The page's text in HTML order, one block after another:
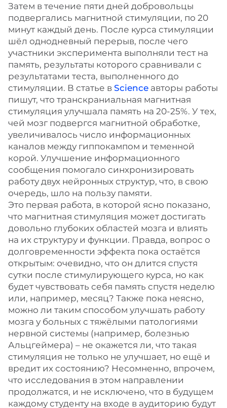
Затем в течение пяти дней добровольцы
подвергались магнитной стимуляции, по 20
минут каждый день. После курса стимуляции
шёл однодневный перерыв, после чего
участники эксперимента выполняли тест на
память, результаты которого сравнивали с
результатами теста, выполненного до
стимуляции. В статье в Science авторы работы
пишут, что транскраниальная магнитная
стимуляция улучшала память на 20-25%. У тех,
чей мозг подвергся магнитной обработке,
увеличивалось число информационных
каналов между гиппокампом и теменной
корой. Улучшение информационного
сообщения помогало синхронизировать
работу двух нейронных структур, что, в свою
очередь, шло на пользу памяти.
Это первая работа, в которой ясно показано,
что магнитная стимуляция может достигать
довольно глубоких областей мозга и влиять
на их структуру и функции. Правда, вопрос о
долговременности эффекта пока остаётся
открытым: очевидно, что он длится спустя
сутки после стимулирующего курса, но как
будет чувствовать себя память спустя неделю
или, например, месяц? Также пока неясно,
можно ли таким способом улучшать работу
мозга у больных с тяжёлыми патологиями
нервной системы (например, болезнью
Альцгеймера) – не окажется ли, что такая
стимуляция не только не улучшает, но ещё и
вредит их состоянию? Несомненно, впрочем,
что исследования в этом направлении
продолжатся, и не исключено, что в будущем
каждому студенту на входе в аудиторию будут